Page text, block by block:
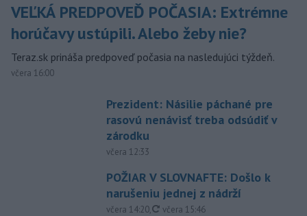
VEĽKÁ PREDPOVEĎ POČASIA: Extrémne
horúčavy ustúpili. Alebo žeby nie?
Teraz.sk prináša predpoveď počasia na nasledujúci týždeň.
včera 16:00
Prezident: Násilie páchané pre
rasovú nenávisť treba odsúdiť v
zárodku
včera 12:33
POŽIAR V SLOVNAFTE: Došlo k
narušeniu jednej z nádrží
včera 14:20, aktualizované
včera 15:46